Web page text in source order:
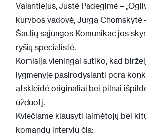
Valantiejus, Justė Padegimė –
kūrybos vadovė, Jurga Chomskytė
Šaulių sąjungos Komunikacijos
ryšių specialistė.
Komisija vieningai sutiko, kad
lygmenyje pasirodysianti pora
atskleidė originaliai bei pilnai
užduotį.
Kviečiame klausyti laimėtojų bei
komandų interviu čia: